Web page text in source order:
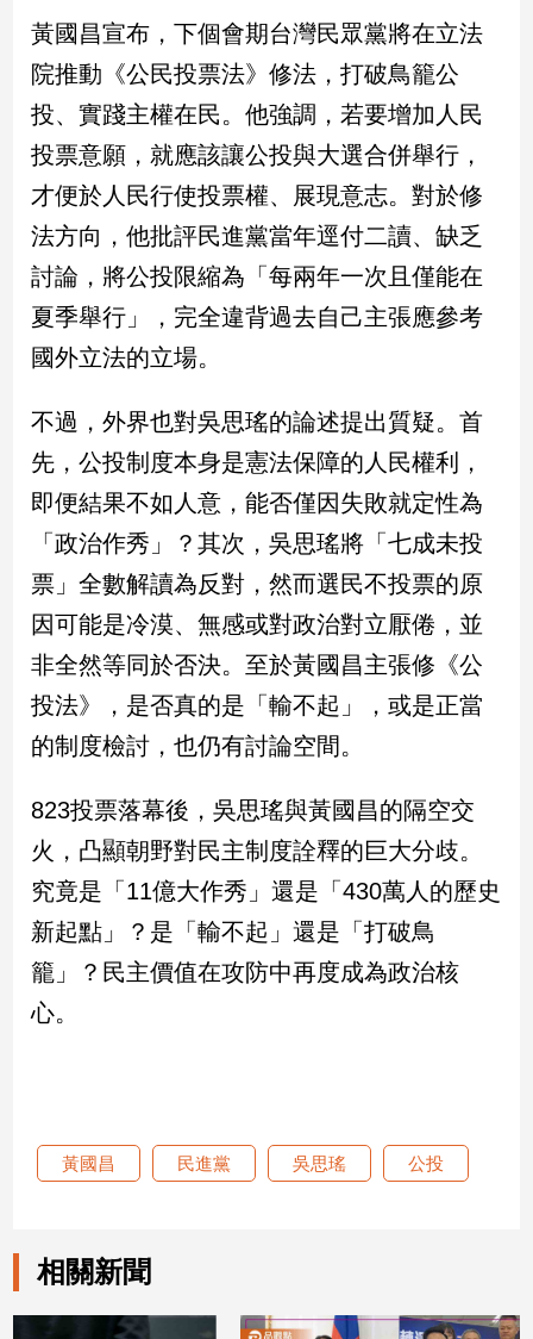
娛
樂
娛
樂
星
行/
時
尚
追
活
築/
室
內
設
計
遊/
食
星
座/
命
費
健
藝
創
電
黃國昌宣布，下個會期台灣民眾黨將在立法
院推動《公民投票法》修法，打破鳥籠公
投、實踐主權在民。他強調，若要增加人民
投票意願，就應該讓公投與大選合併舉行，
才便於人民行使投票權、展現意志。對於修
法方向，他批評民進黨當年逕付二讀、缺乏
討論，將公投限縮為「每兩年一次且僅能在
夏季舉行」，完全違背過去自己主張應參考
國外立法的立場。
不過，外界也對吳思瑤的論述提出質疑。首
先，公投制度本身是憲法保障的人民權利，
即便結果不如人意，能否僅因失敗就定性為
「政治作秀」？其次，吳思瑤將「七成未投
票」全數解讀為反對，然而選民不投票的原
因可能是冷漠、無感或對政治對立厭倦，並
非全然等同於否決。至於黃國昌主張修《公
投法》，是否真的是「輸不起」，或是正當
的制度檢討，也仍有討論空間。
823投票落幕後，吳思瑤與黃國昌的隔空交
火，凸顯朝野對民主制度詮釋的巨大分歧。
究竟是「11億大作秀」還是「430萬人的歷史
新起點」？是「輸不起」還是「打破鳥
籠」？民主價值在攻防中再度成為政治核
心。
黃國昌 民進黨 吳思瑤 公投
相關新聞